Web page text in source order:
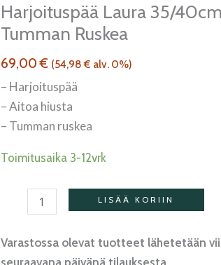
Harjoituspää Laura 35/40cm
Tumman Ruskea
69,00€ (54,98€ alv. 0%)
– Harjoituspää
– Aitoa hiusta
– Tumman ruskea
Toimitusaika 3-12vrk
ruskea
määrä
LISÄÄ KORIIN
Varastossa olevat tuotteet lähetetään
seuraavana päivänä tilauksesta